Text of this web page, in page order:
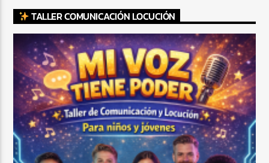
TALLER COMUNICACIÓN LOCUCIÓN